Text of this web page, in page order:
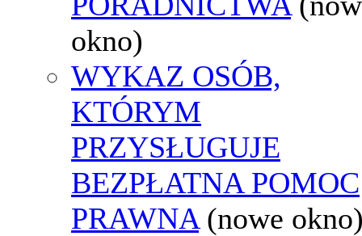
okno)
WYKAZ OSÓB,
KTÓRYM
PRZYSŁUGUJE
BEZPŁATNA POMOC
PRAWNA (nowe